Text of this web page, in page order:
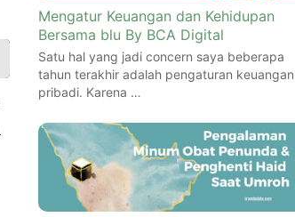
Mengatur Keuangan dan Kehidupan
Bersama blu By BCA Digital
Satu hal yang jadi concern saya beberapa
tahun terakhir adalah pengaturan keuangan
pribadi. Karena …